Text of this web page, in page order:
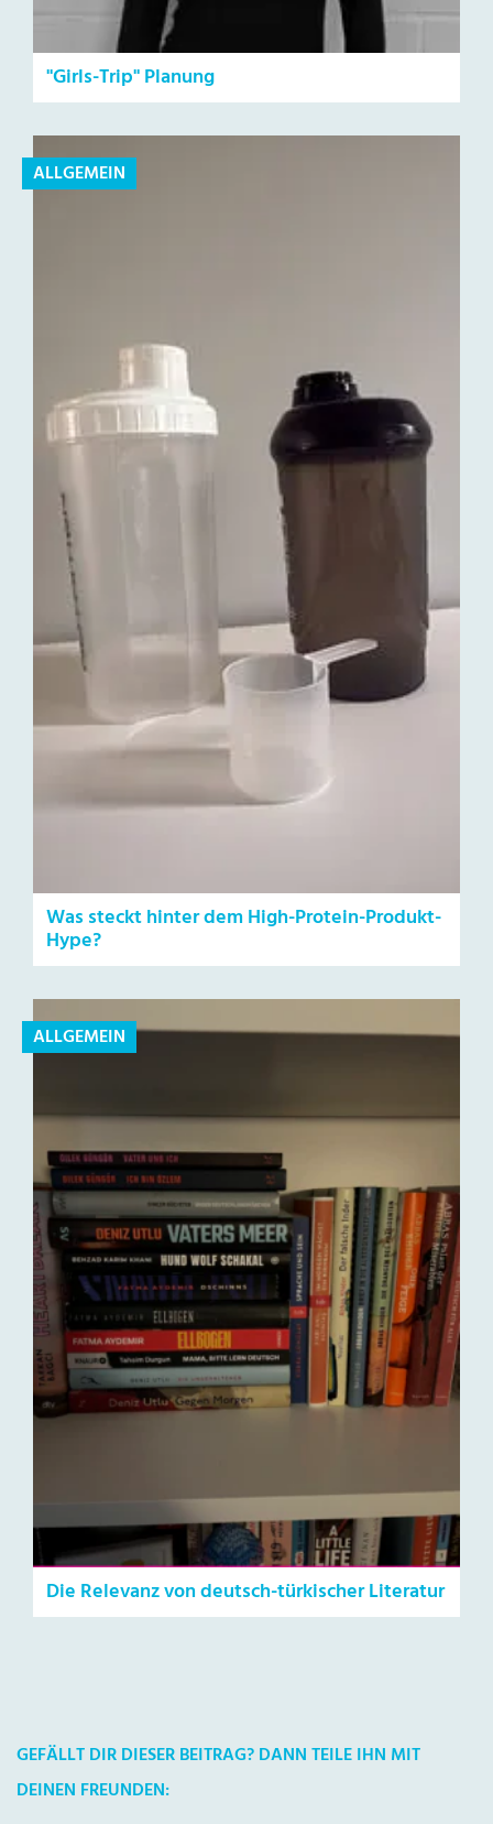
"Girls-Trip" Planung
ALLGEMEIN
Was steckt hinter dem High-Protein-Produkt-
Hype?
ALLGEMEIN
Die Relevanz von deutsch-türkischer Literatur
GEFÄLLT DIR DIESER BEITRAG? DANN TEILE IHN MIT
DEINEN FREUNDEN: